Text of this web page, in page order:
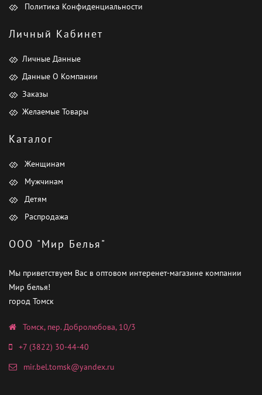
Политика Конфиденциальности
Личный Кабинет
Личные Данные
Данные О Компании
Заказы
Желаемые Товары
Каталог
Женщинам
Мужчинам
Детям
Распродажа
ООО "Мир Белья"
Мы приветствуем Вас в оптовом интеренет-магазине компании
Мир белья!
город Томск
Томск, пер. Добролюбова, 10/3
+7 (3822) 30-44-40
mir.bel.tomsk@yandex.ru